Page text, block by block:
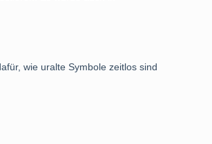
wie uralte Symbole zeitlos sind